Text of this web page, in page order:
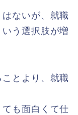
ないが、就職
う選択肢が増
とより、就職
も面白くて仕